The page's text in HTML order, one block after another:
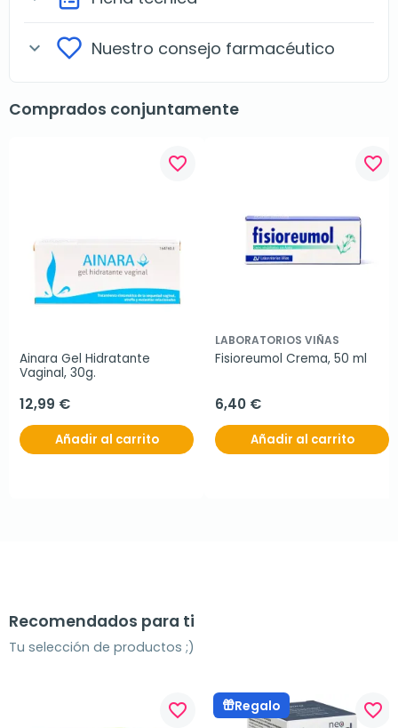
expand_more Nuestro consejo farmacéutico
Comprados conjuntamente
favorite_border
Ainara Gel Hidratante
Vaginal, 30g.
12,99 €
Añadir al carrito
favorite_border
LABORATORIOS VIÑAS
Fisioreumol Crema, 50 ml
6,40 €
Añadir al carrito
Recomendados para ti
Tu selección de productos ;)
favorite_border Regalo favorite_border